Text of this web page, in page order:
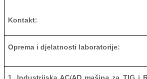
Kontakt:
Oprema i djelatnosti laboratorije: